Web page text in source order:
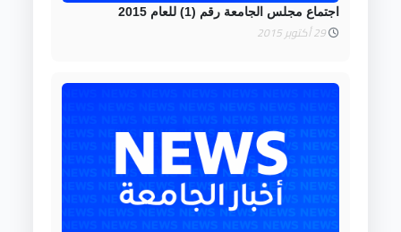
اجتماع مجلس الجامعة رقم (1) للعام 2015
29 أكتوبر 2015